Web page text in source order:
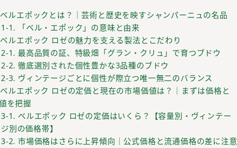
ルエポックとは？｜芸術と歴史を映すシャンパーニュの名品
1-1. 「ベル・エポック」の意味と由来
ルエポック ロゼの魅力を支える製法とこだわり
2-1. 最高品質の証、特級畑「グラン・クリュ」で育つブドウ
2-2. 徹底選別された個性豊かな3品種のブドウ
2-3. ヴィンテージごとに個性が際立つ唯一無二のバランス
ルエポック ロゼの定価と現在の市場価値は？｜まずは価格と
を把握
3-1. ベルエポック ロゼの定価はいくら？【容量別・ヴィンテー
ジ別の価格帯】
3-2. 市場価格はさらに上昇傾向｜公式価格と流通価格の差に注意